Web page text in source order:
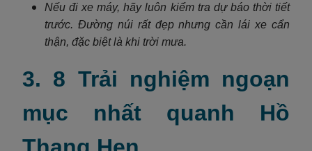
Nếu đi xe máy, hãy luôn kiểm tra dự báo thời tiết
trước. Đường núi rất đẹp nhưng cần lái xe cẩn
thận, đặc biệt là khi trời mưa.
3. 8 Trải nghiệm ngoạn
mục nhất quanh Hồ